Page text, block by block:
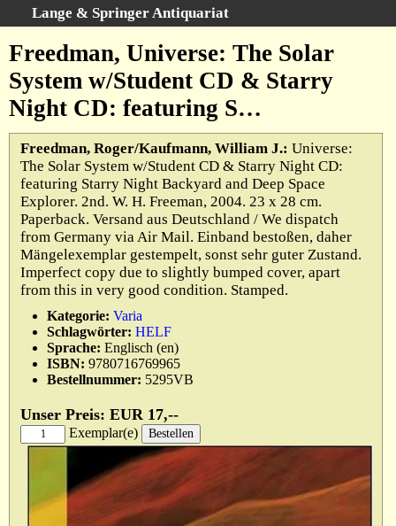
Lange & Springer Antiquariat
Erweiterte Suche
Kategorien
Schlagwörter
Gesamtbestand
Warenkorb
Ankauf
AGB
Widerruf
Datenschutz
Impressum
Freedman, Universe: The Solar
System w/Student CD & Starry
Night CD: featuring S…
Freedman, Roger/Kaufmann, William J.: Universe:
The Solar System w/Student CD & Starry Night CD:
featuring Starry Night Backyard and Deep Space
Explorer. 2nd. W. H. Freeman, 2004. 23 x 28 cm.
Paperback. Versand aus Deutschland / We dispatch
from Germany via Air Mail. Einband bestoßen, daher
Mängelexemplar gestempelt, sonst sehr guter Zustand.
Imperfect copy due to slightly bumped cover, apart
from this in very good condition. Stamped.
Kategorie: Varia
Schlagwörter: HELF
Sprache: Englisch (en)
ISBN: 9780716769965
Bestellnummer: 5295VB
Unser Preis: EUR 17,--
Exemplar(e)